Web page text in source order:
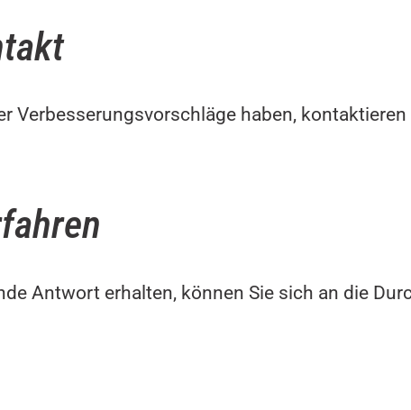
Verbesserungsvorschläge haben,
Antwort erhalten, können Sie sich an die